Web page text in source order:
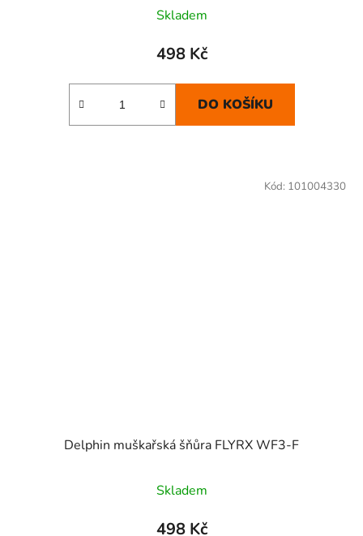
Skladem
498 Kč
DO KOŠÍKU
Delphin muškařská šňůra FLYRX WF3-F
Skladem
498 Kč
Kód: 101004330